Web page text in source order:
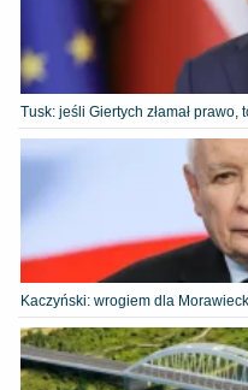
Tusk: jeśli Giertych złamał
Kaczyński: wrogiem dla